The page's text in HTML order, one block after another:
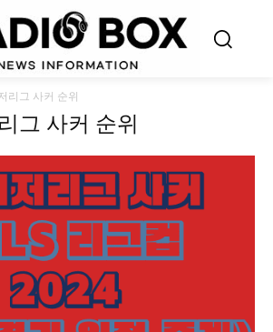
리그 사커 순위
그 사커 순위